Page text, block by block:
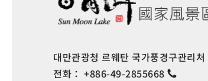
대만관광청 르웨탄 국가풍경구관리처
전화： +886-49-2855668